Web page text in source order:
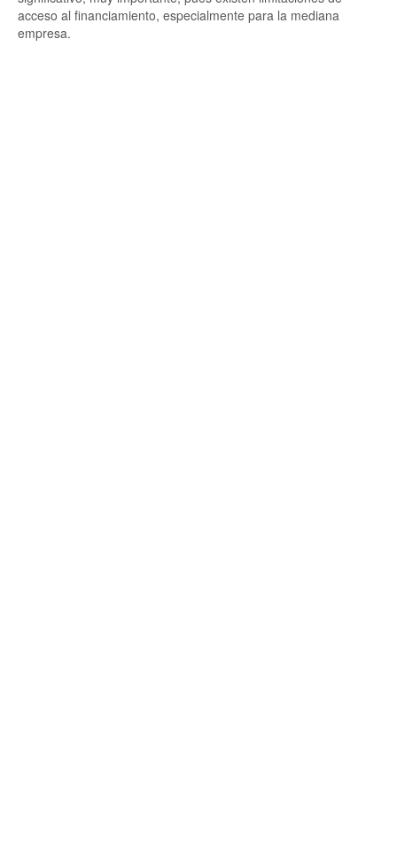
acceso al financiamiento, especialmente para la mediana
empresa.